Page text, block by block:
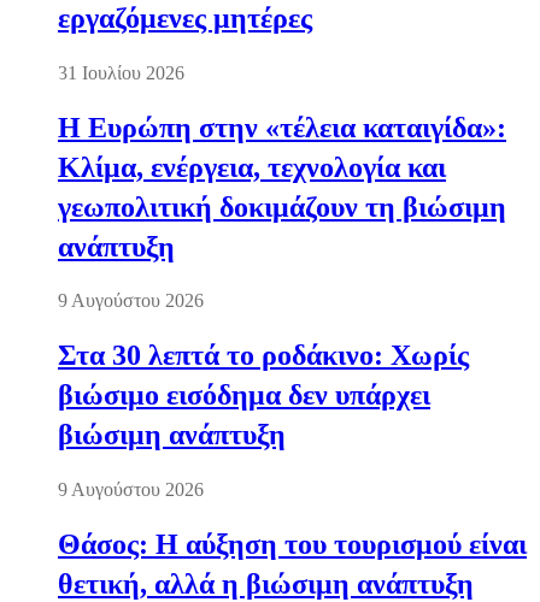
εργαζόμενες μητέρες
31 Ιουλίου 2026
Η Ευρώπη στην «τέλεια καταιγίδα»:
Κλίμα, ενέργεια, τεχνολογία και
γεωπολιτική δοκιμάζουν τη βιώσιμη
ανάπτυξη
9 Αυγούστου 2026
Στα 30 λεπτά το ροδάκινο: Χωρίς
βιώσιμο εισόδημα δεν υπάρχει
βιώσιμη ανάπτυξη
9 Αυγούστου 2026
Θάσος: Η αύξηση του τουρισμού είναι
θετική, αλλά η βιώσιμη ανάπτυξη